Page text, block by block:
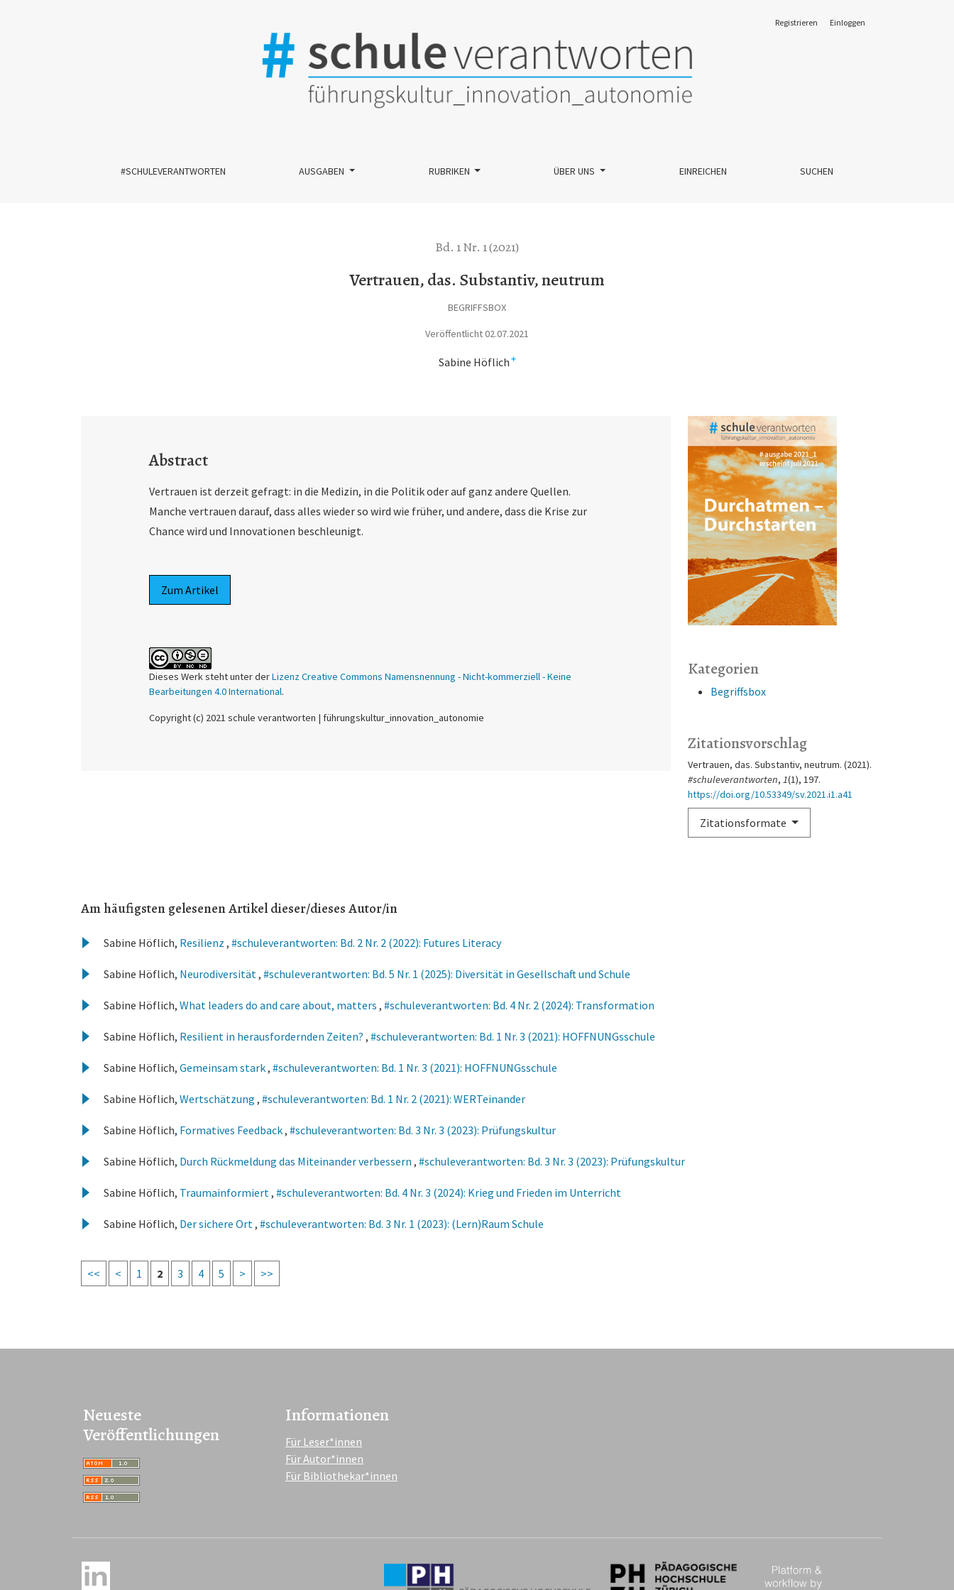
#SCHULEVERANTWORTEN AUSGABEN RUBRIKEN ÜBER UNS EINREICHEN SUCHEN
Registrieren Einloggen
Bd. 1 Nr. 1 (2021)
Vertrauen, das. Substantiv, neutrum
BEGRIFFSBOX
Veröffentlicht 02.07.2021
Sabine Höflich +
Kategorien
Begriffsbox
Zitationsvorschlag
Vertrauen, das. Substantiv, neutrum. (2021).
#schuleverantworten, 1(1), 197.
https://doi.org/10.53349/sv.2021.i1.a41
Zitationsformate
Abstract
Vertrauen ist derzeit gefragt: in die Medizin, in die Politik oder auf ganz andere Quellen.
Manche vertrauen darauf, dass alles wieder so wird wie früher, und andere, dass die Krise zur
Chance wird und Innovationen beschleunigt.
Zum Artikel
Dieses Werk steht unter derLizenz Creative Commons Namensnennung - Nicht-kommerziell - Keine
Bearbeitungen 4.0 International.
Copyright (c) 2021 schule verantworten | führungskultur_innovation_autonomie
Am häufigsten gelesenen Artikel dieser/dieses Autor/in
Sabine Höflich, Resilienz , #schuleverantworten: Bd. 2 Nr. 2 (2022): Futures Literacy
Sabine Höflich, Neurodiversität, #schuleverantworten: Bd. 5 Nr. 1 (2025): Diversität in Gesellschaft und Schule
Sabine Höflich, What leaders do and care about, matters , #schuleverantworten: Bd. 4 Nr. 2 (2024): Transformation
Sabine Höflich, Resilient in herausfordernden Zeiten? , #schuleverantworten: Bd. 1 Nr. 3 (2021): HOFFNUNGsschule
Sabine Höflich, Gemeinsam stark, #schuleverantworten: Bd. 1 Nr. 3 (2021): HOFFNUNGsschule
Sabine Höflich, Wertschätzung , #schuleverantworten: Bd. 1 Nr. 2 (2021): WERTeinander
Sabine Höflich, Formatives Feedback, #schuleverantworten: Bd. 3 Nr. 3 (2023): Prüfungskultur
Sabine Höflich, Durch Rückmeldung das Miteinander verbessern , #schuleverantworten: Bd. 3 Nr. 3 (2023): Prüfungskultur
Sabine Höflich, Traumainformiert, #schuleverantworten: Bd. 4 Nr. 3 (2024): Krieg und Frieden im Unterricht
Sabine Höflich, Der sichere Ort, #schuleverantworten: Bd. 3 Nr. 1 (2023): (Lern)Raum Schule
<< < 1 2 3 4 5 > >>
Neueste
Veröffentlichungen
Informationen
Für Leser*innen
Für Autor*innen
Für Bibliothekar*innen